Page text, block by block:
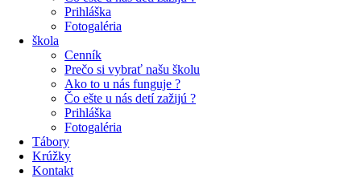
Prihláška
Fotogaléria
škola
Cenník
Prečo si vybrať našu školu
Ako to u nás funguje ?
Čo ešte u nás detí zažijú ?
Prihláška
Fotogaléria
Tábory
Krúžky
Kontakt